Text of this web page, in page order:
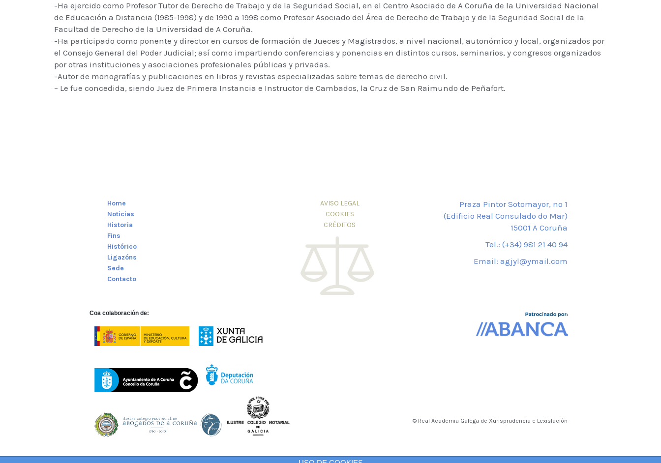
-Ha ejercido como Profesor Tutor de Derecho de Trabajo y de la Seguridad Social, en el Centro Asociado de A Coruña de la Universidad Nacional
de Educación a Distancia (1985-1998) y de 1990 a 1998 como Profesor Asociado del Área de Derecho de Trabajo y de la Seguridad Social de la
Facultad de Derecho de la Universidad de A Coruña.
-Ha participado como ponente y director en cursos de formación de Jueces y Magistrados, a nivel nacional, autonómico y local, organizados por
el Consejo General del Poder Judicial; así como impartiendo conferencias y ponencias en distintos cursos, seminarios, y congresos organizados
por otras instituciones y asociaciones profesionales públicas y privadas.
-Autor de monografías y publicaciones en libros y revistas especializadas sobre temas de derecho civil.
– Le fue concedida, siendo Juez de Primera Instancia e Instructor de Cambados, la Cruz de San Raimundo de Peñafort.
Home
Noticias
Historia
Fins
Histórico
Ligazóns
Sede
Contacto
AVISO LEGAL
COOKIES
CRÉDITOS
Praza Pintor Sotomayor, nº 1
(Edificio Real Consulado do Mar)
15001 A Coruña
Tel.: (+34) 981 21 40 94
Email: agjyl@ymail.com
Coa colaboración de:
© Real Academia Galega de Xurisprudencia e Lexislación